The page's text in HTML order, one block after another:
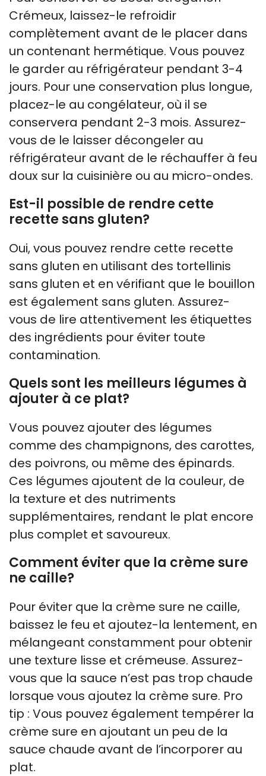
Crémeux, laissez-le refroidir
complètement avant de le placer dans
un contenant hermétique. Vous pouvez
le garder au réfrigérateur pendant 3-4
jours. Pour une conservation plus longue,
placez-le au congélateur, où il se
conservera pendant 2-3 mois. Assurez-
vous de le laisser décongeler au
réfrigérateur avant de le réchauffer à feu
doux sur la cuisinière ou au micro-ondes.
Est-il possible de rendre cette
recette sans gluten?
Oui, vous pouvez rendre cette recette
sans gluten en utilisant des tortellinis
sans gluten et en vérifiant que le bouillon
est également sans gluten. Assurez-
vous de lire attentivement les étiquettes
des ingrédients pour éviter toute
contamination.
Quels sont les meilleurs légumes à
ajouter à ce plat?
Vous pouvez ajouter des légumes
comme des champignons, des carottes,
des poivrons, ou même des épinards.
Ces légumes ajoutent de la couleur, de
la texture et des nutriments
supplémentaires, rendant le plat encore
plus complet et savoureux.
Comment éviter que la crème sure
ne caille?
Pour éviter que la crème sure ne caille,
baissez le feu et ajoutez-la lentement, en
mélangeant constamment pour obtenir
une texture lisse et crémeuse. Assurez-
vous que la sauce n’est pas trop chaude
lorsque vous ajoutez la crème sure. Pro
tip : Vous pouvez également tempérer la
crème sure en ajoutant un peu de la
sauce chaude avant de l’incorporer au
plat.